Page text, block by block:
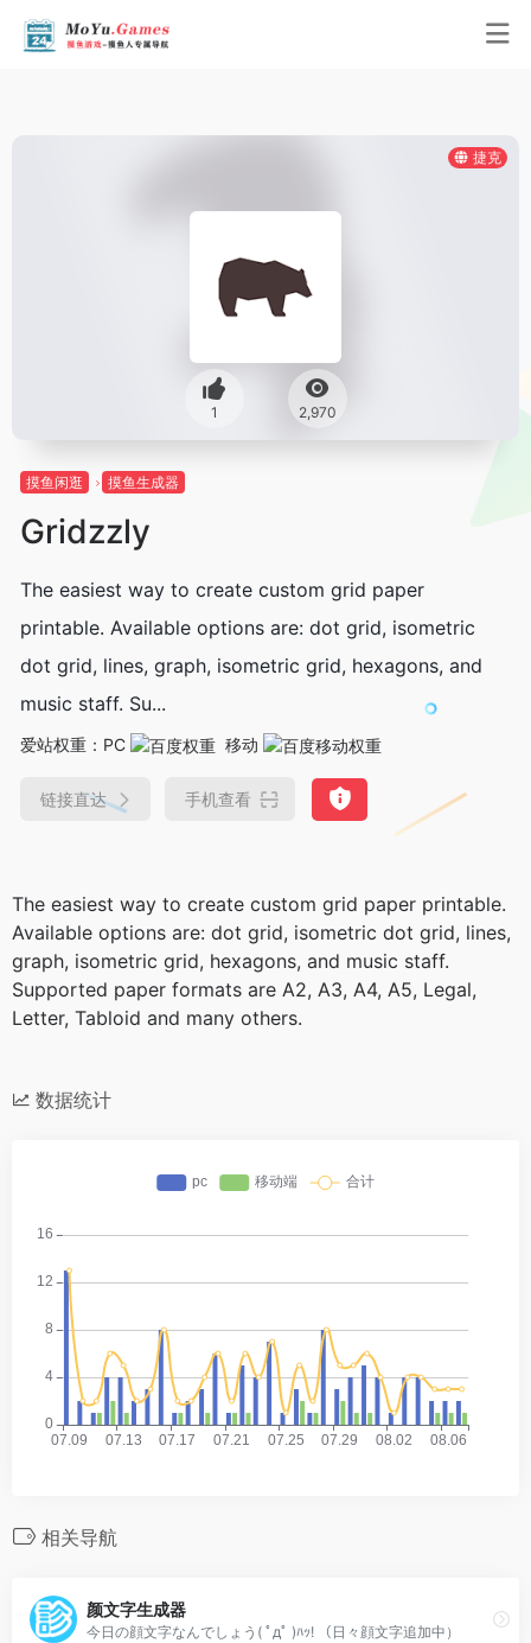
捷克
1 2,970
摸鱼闲逛 摸鱼生成器
Gridzzly
The easiest way to create custom grid paper
printable. Available options are: dot grid, isometric
dot grid, lines, graph, isometric grid, hexagons, and
music staff. Su...
爱站权重： PC 移动
链接直达 手机查看
The easiest way to create custom grid paper printable.
Available options are: dot grid, isometric dot grid, lines,
graph, isometric grid, hexagons, and music staff.
Supported paper formats are A2, A3, A4, A5, Legal,
Letter, Tabloid and many others.
数据统计
相关导航
颜文字生成器
今日の顔文字なんでしょう( ﾟдﾟ )ﾊｯ! （日々顔文字追加中）